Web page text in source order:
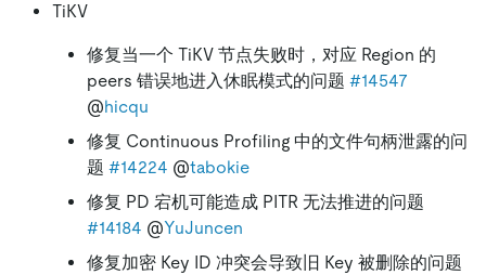
TiKV
修复当一个 TiKV 节点失败时，对应 Region 的
peers 错误地进入休眠模式的问题 #14547
@hicqu
修复 Continuous Profiling 中的文件句柄泄露的问
题 #14224 @tabokie
修复 PD 宕机可能造成 PITR 无法推进的问题
#14184 @YuJuncen
修复加密 Key ID 冲突会导致旧 Key 被删除的问题